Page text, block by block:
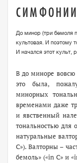
До минор (три бемоля
культовая. И поэтому
И начался этот культ,
Вдо миноре
это была,
минорных
временами даже
и явственный
тональностью для
натуральные
C»). Валторны –
бемоль» («in C» и